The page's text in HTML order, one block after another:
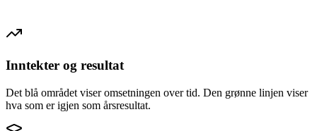
Inntekter og resultat
Det blå området viser omsetningen over tid. Den grønne linjen viser
hva som er igjen som årsresultat.